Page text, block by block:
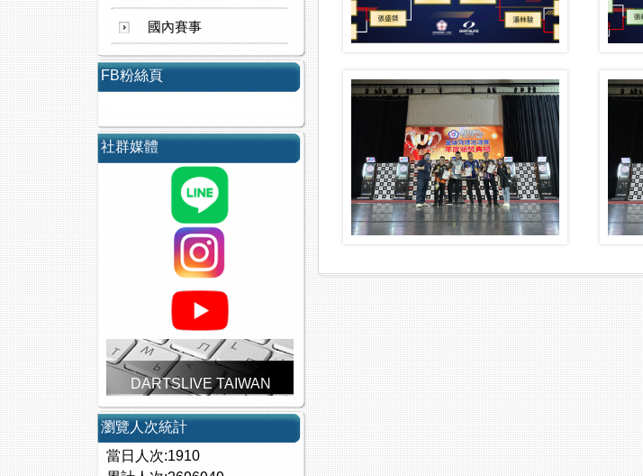
國內賽事
FB粉絲頁
社群媒體
DARTSLIVE TAIWAN
瀏覽人次統計
當日人次:1910